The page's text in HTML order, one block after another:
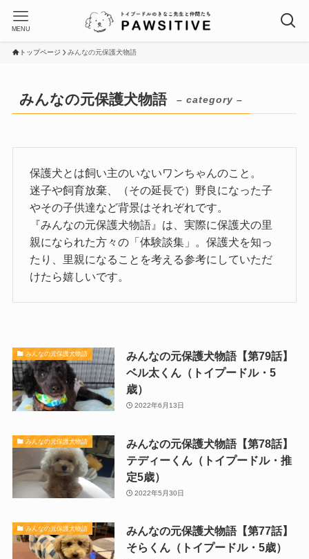
MENU
トップページ みんなの元保護犬物語
みんなの元保護犬物語 – category –
保護犬とは飼い主のいないワンちゃんのこと。
迷子や飼育放棄、（その延長で）野良になった子
やその子供達など背景はそれぞれです。
『みんなの元保護犬物語』は、実際に保護犬の里
親になられた方々の「体験談集」。保護犬を知っ
たり、里親になることを考える参考にしていただ
けたら嬉しいです。
みんなの元保護犬物語
みんなの元保護犬物語【第79話】
ベル太くん（トイプードル・5
歳）
2022年6月13日
みんなの元保護犬物語
みんなの元保護犬物語【第78話】
テディーくん（トイプードル・推
定5歳）
2022年5月30日
みんなの元保護犬物語
みんなの元保護犬物語【第77話】
そらくん（トイプードル・5歳）